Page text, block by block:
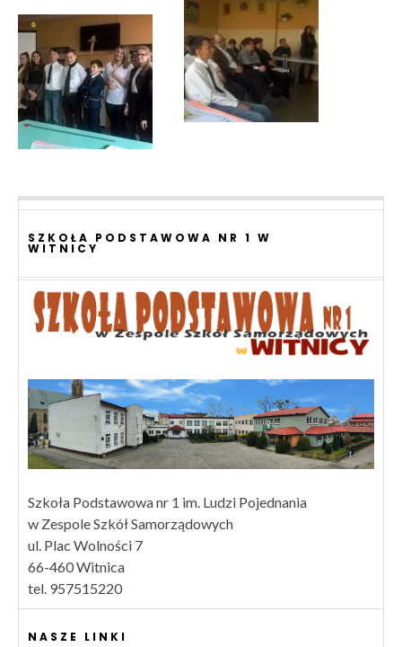
SZKOŁA PODSTAWOWA NR 1 W
WITNICY
Szkoła Podstawowa nr 1 im. Ludzi Pojednania
w Zespole Szkół Samorządowych
ul. Plac Wolności 7
66-460 Witnica
tel. 957515220
NASZE LINKI